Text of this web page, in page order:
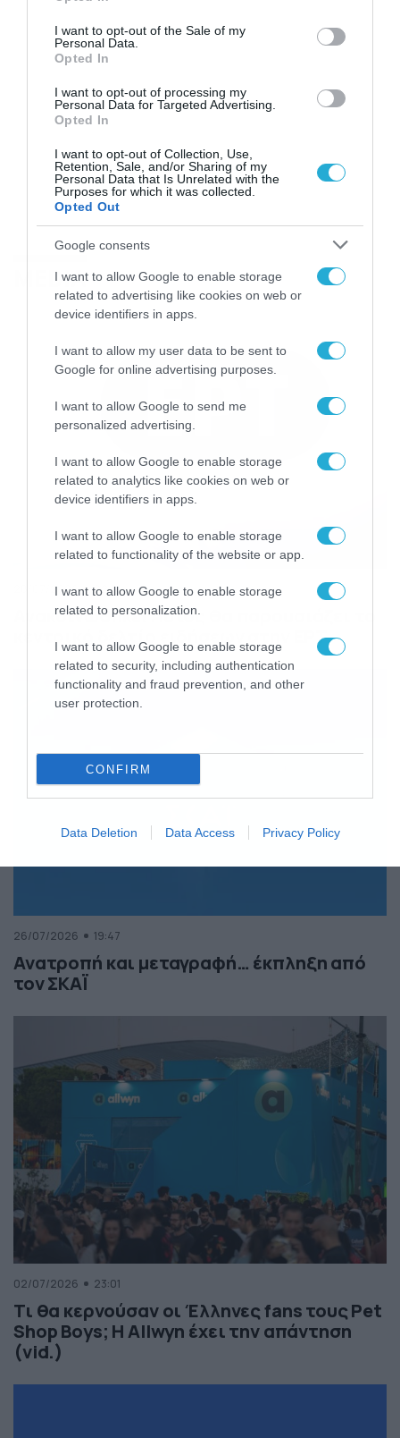
use your data for below specified purposes in below Google
consent section.
I want to opt-out of the Sale of my
Personal Data.
Opted In
I want to opt-out of processing my
Personal Data for Targeted Advertising.
Opted In
I want to opt-out of Collection, Use,
Retention, Sale, and/or Sharing of my
Personal Data that Is Unrelated with the
Purposes for which it was collected.
Opted Out
Google consents
I want to allow Google to enable storage
related to advertising like cookies on web or
device identifiers in apps.
I want to allow my user data to be sent to
Google for online advertising purposes.
I want to allow Google to send me
personalized advertising.
I want to allow Google to enable storage
related to analytics like cookies on web or
device identifiers in apps.
I want to allow Google to enable storage
related to functionality of the website or app.
I want to allow Google to enable storage
related to personalization.
I want to allow Google to enable storage
related to security, including authentication
functionality and fraud prevention, and other
user protection.
CONFIRM
Data Deletion Data Access Privacy Policy
MEDIA
28/07/2026 22:51
Ανακοινώθηκε! Αυτός θα παρουσιάζει το
κεντρικό δελτίο ειδήσεων στην ΕΡΤ
26/07/2026 19:47
Ανατροπή και μεταγραφή… έκπληξη από
τον ΣΚΑΪ
02/07/2026 23:01
Τι θα κερνούσαν οι Έλληνες fans τους Pet
Shop Boys; Η Allwyn έχει την απάντηση
(vid.)